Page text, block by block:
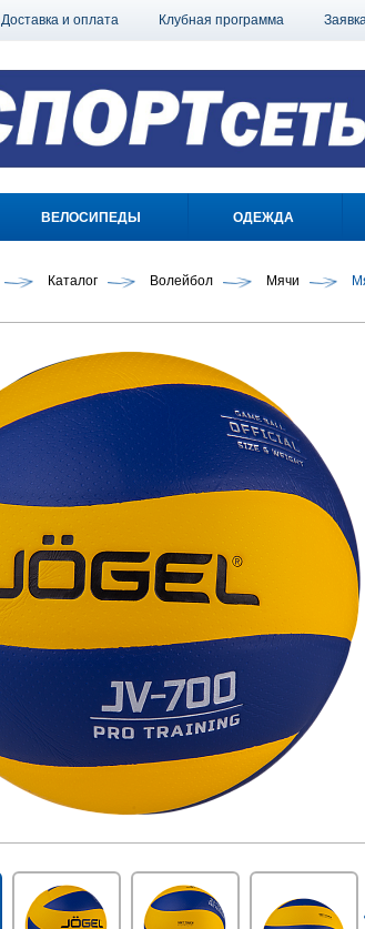
Доставка и оплата Клубная программа
ВЕЛОСИПЕДЫ ОДЕЖДА
Каталог Волейбол Мячи